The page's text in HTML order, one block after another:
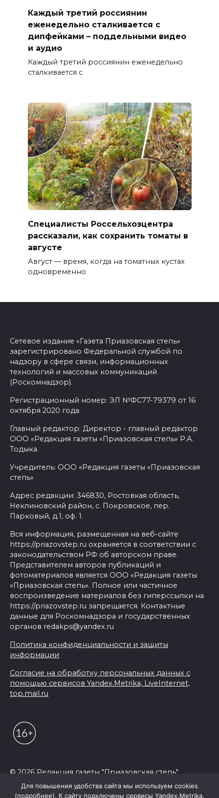
Каждый третий россиянин
еженедельно сталкивается с
дипфейками – поддельными видео
и аудио
Каждый третий россиянин еженедельно
сталкивается с
Специалисты Россельхозцентра
рассказали, как сохранить томаты в
августе
Август — время, когда на томатных кустах
одновременно
Сетевое издание «Газета Приазовская степь»
зарегистрировано Федеральной службой по
надзору в сфере связи, информационных
технологий и массовых коммуникаций
(Роскомнадзор).
Регистрационный номер: ЭЛ №ФС77-79379 от 16
октября 2020 года.
Главный редактор: Директор - главный редактор
ООО «Редакция газеты «Приазовская степь» Р.А.
Тодыка.
Учредитель: ООО «Редакция газеты «Приазовская
степь»
Адрес редакции: 346830, Ростовкая область,
Неклиновский район, с. Покровское, пер.
Парковый, д.1, оф. 1.
Вся информация, размещенная на веб-сайте
https://priazovstep.ru охраняется в соответствии с
законодательством РФ об авторском праве.
Представителем авторов публикаций и
фотоматериалов является ООО «Редакция газеты
«Приазовская степь». Полное или частичное
воспроизведение материалов без гиперссылки на
https://priazovstep.ru запрещается. Контактные
данные для Роскомнадзора и государственных
органов redakps@yandex.ru
Политика конфиденциальности и защиты
информации
Согласие на обработку персональных данных с
помощью сервисов Yandex.Metrika, LiveInternet,
top.mail.ru
© 2026 Редакция газеты "Приазовская степь"
Для повышения удобства сайта мы используем cookies
(подробнее). К сайту подключены сервисы Yandex.Metrika,